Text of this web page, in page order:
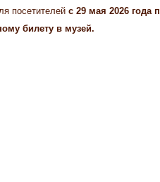
посетителей с 29 мая 2026 года
билету в музей.